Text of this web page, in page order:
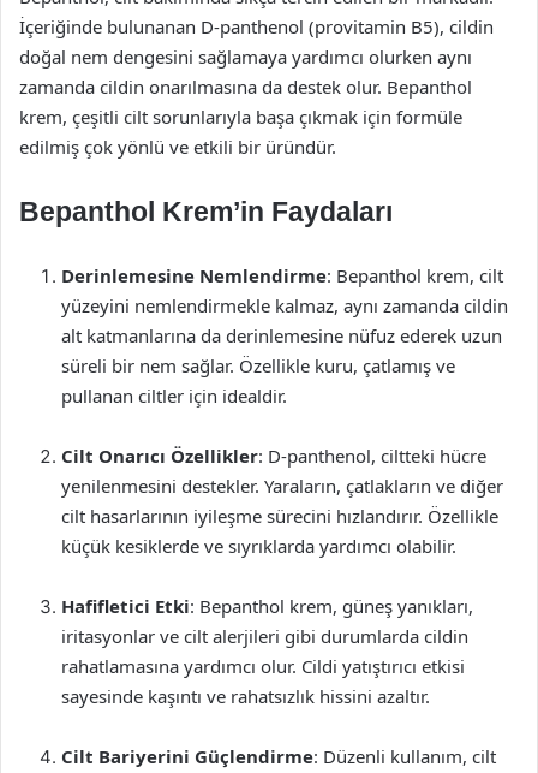
İçeriğinde bulunanan D-panthenol (provitamin B5), cildin
doğal nem dengesini sağlamaya yardımcı olurken aynı
zamanda cildin onarılmasına da destek olur. Bepanthol
krem, çeşitli cilt sorunlarıyla başa çıkmak için formüle
edilmiş çok yönlü ve etkili bir üründür.
Bepanthol Krem’in Faydaları
Derinlemesine Nemlendirme: Bepanthol krem, cilt
yüzeyini nemlendirmekle kalmaz, aynı zamanda cildin
alt katmanlarına da derinlemesine nüfuz ederek uzun
süreli bir nem sağlar. Özellikle kuru, çatlamış ve
pullanan ciltler için idealdir.
Cilt Onarıcı Özellikler: D-panthenol, ciltteki hücre
yenilenmesini destekler. Yaraların, çatlakların ve diğer
cilt hasarlarının iyileşme sürecini hızlandırır. Özellikle
küçük kesiklerde ve sıyrıklarda yardımcı olabilir.
Hafifletici Etki: Bepanthol krem, güneş yanıkları,
iritasyonlar ve cilt alerjileri gibi durumlarda cildin
rahatlamasına yardımcı olur. Cildi yatıştırıcı etkisi
sayesinde kaşıntı ve rahatsızlık hissini azaltır.
Cilt Bariyerini Güçlendirme: Düzenli kullanım, cilt